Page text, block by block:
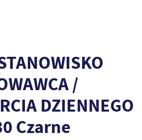
/
DZIENNEGO
Czarne